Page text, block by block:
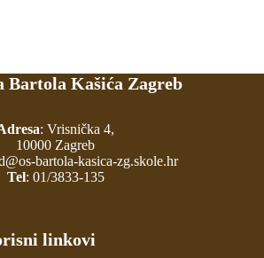
Bartola Kašića Zagreb
: Vrisnička 4,
10000 Zagreb
bartola-kasica-zg.skole.hr
Tel: 01/3833-135
linkovi